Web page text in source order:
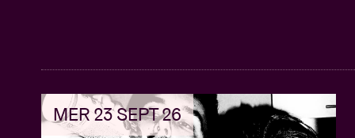
MER 23 SEPT 26